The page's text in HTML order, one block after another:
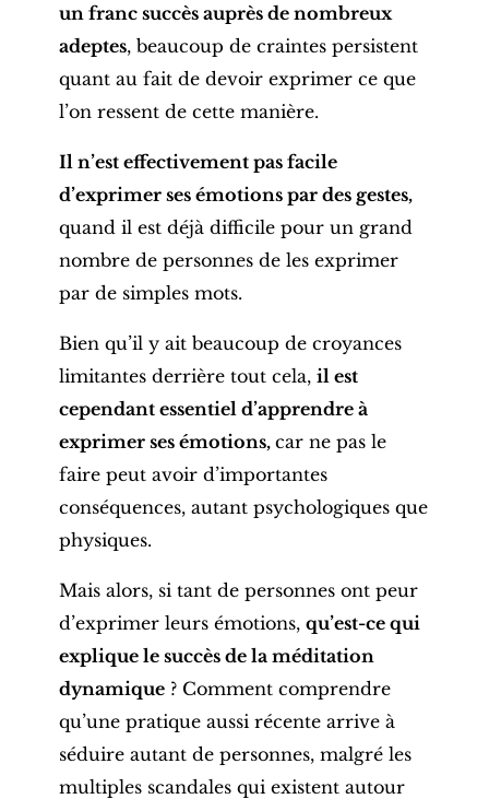
un franc succès auprès de nombreux
adeptes, beaucoup de craintes persistent
quant au fait de devoir exprimer ce que
l’on ressent de cette manière.
Il n’est effectivement pas facile
d’exprimer ses émotions par des gestes,
quand il est déjà difficile pour un grand
nombre de personnes de les exprimer
par de simples mots.
Bien qu’il y ait beaucoup de croyances
limitantes derrière tout cela, il est
cependant essentiel d’apprendre à
exprimer ses émotions, car ne pas le
faire peut avoir d’importantes
conséquences, autant psychologiques que
physiques.
Mais alors, si tant de personnes ont peur
d’exprimer leurs émotions, qu’est-ce qui
explique le succès de la méditation
dynamique? Comment comprendre
qu’une pratique aussi récente arrive à
séduire autant de personnes, malgré les
multiples scandales qui existent autour